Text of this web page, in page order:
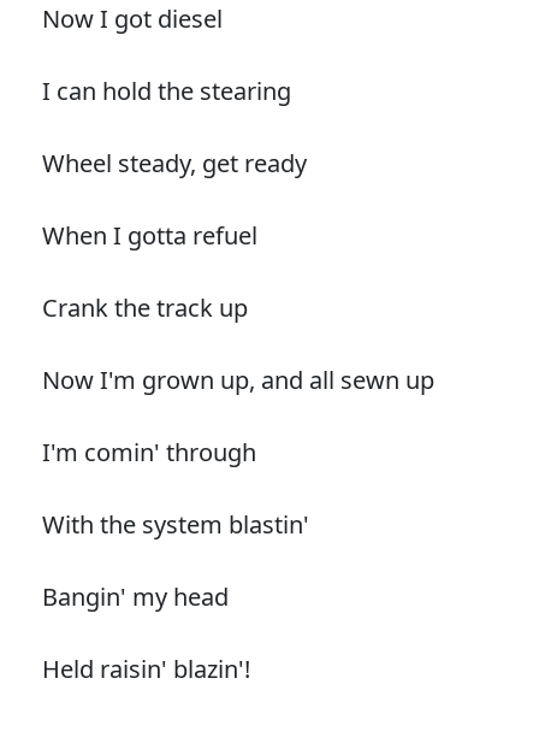
Now I got diesel
I can hold the stearing
Wheel steady, get ready
When I gotta refuel
Crank the track up
Now I'm grown up, and all sewn up
I'm comin' through
With the system blastin'
Bangin' my head
Held raisin' blazin'!